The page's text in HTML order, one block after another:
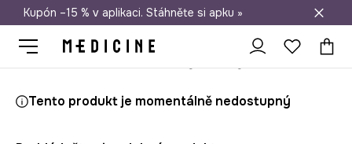
Doprava zdarma při nákupu nad 1 200 Kč
Kupón –15 % v aplikaci. Stáhněte si apku »
Tento produkt je momentálně nedostupný